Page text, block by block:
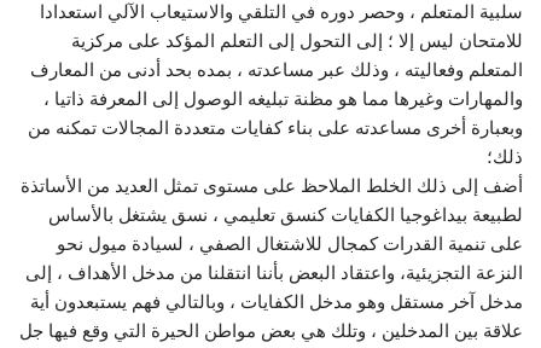
سلبية المتعلم ، وحصر دوره في التلقي والاستيعاب الآلي استعدادا
للامتحان ليس إلا ؛ إلى التحول إلى التعلم المؤكد على مركزية
المتعلم وفعاليته ، وذلك عبر مساعدته ، بمده بحد أدنى من المعارف
والمهارات وغيرها مما هو مظنة تبليغه الوصول إلى المعرفة ذاتيا ،
وبعبارة أخرى مساعدته على بناء كفايات متعددة المجالات تمكنه من
ذلك؛
أضف إلى ذلك الخلط الملاحظ على مستوى تمثل العديد من الأساتذة
لطبيعة بيداغوجيا الكفايات كنسق تعليمي ، نسق يشتغل بالأساس
على تنمية القدرات كمجال للاشتغال الصفي ، لسيادة ميول نحو
النزعة التجزيئية، واعتقاد البعض بأننا انتقلنا من مدخل الأهداف ، إلى
مدخل آخر مستقل وهو مدخل الكفايات ، وبالتالي فهم يستبعدون أية
علاقة بين المدخلين ، وتلك هي بعض مواطن الحيرة التي وقع فيها جل